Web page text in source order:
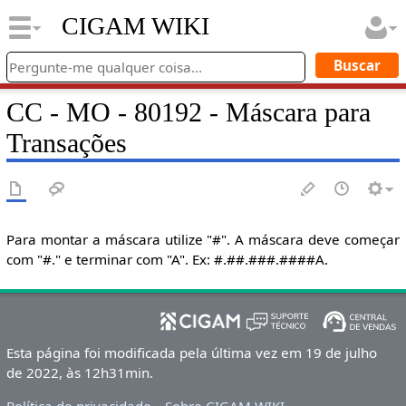
CIGAM WIKI
CC - MO - 80192 - Máscara para
Transações
Para montar a máscara utilize "#". A máscara deve começar
com "#." e terminar com "A". Ex: #.##.###.####A.
Esta página foi modificada pela última vez em 19 de julho
de 2022, às 12h31min.